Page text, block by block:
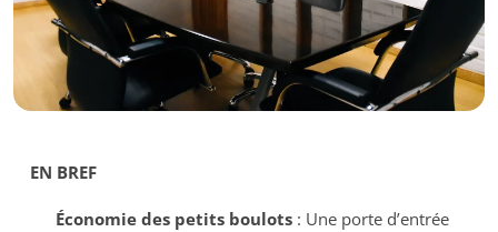
EN BREF
Économie des petits boulots: Une porte d’entrée